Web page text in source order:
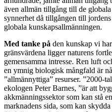
även allmän tillgång till de
synnerhet då tillgången till
globala kunskapsallmänningen.
Med tanke på den kunskap vi
gränsvärdena ligger naturens
gemensamma intresse. Ren luft
en ymnig biologisk mångfald är
”allmännyttiga” resurser. ”2000-
ekologen Peter Barnes, ”är att
akkmänningssektor som kan stå
marknadens sida, som kan